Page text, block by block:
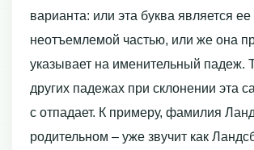
варианта: или эта буква является ее
неотъемлемой частью, или же она
указывает на именительный падеж.
других падежах при склонении эта
с отпадает. К примеру, фамилия
родительном – уже звучит как